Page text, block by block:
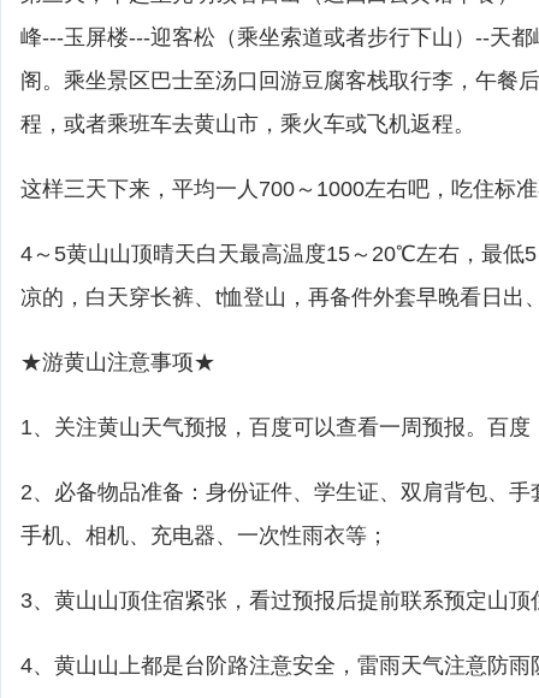
峰---玉屏楼---迎客松（乘坐索道或者步行下山）--天
阁。乘坐景区巴士至汤口回游豆腐客栈取行李，午餐
程，或者乘班车去黄山市，乘火车或飞机返程。
这样三天下来，平均一人700～1000左右吧，吃住标
4～5黄山山顶晴天白天最高温度15～20℃左右，最低
凉的，白天穿长裤、t恤登山，再备件外套早晚看日出
★游黄山注意事项★
1、关注黄山天气预报，百度可以查看一周预报。百
2、必备物品准备：身份证件、学生证、双肩背包、
手机、相机、充电器、一次性雨衣等；
3、黄山山顶住宿紧张，看过预报后提前联系预定山顶
4、黄山山上都是台阶路注意安全，雷雨天气注意防雨